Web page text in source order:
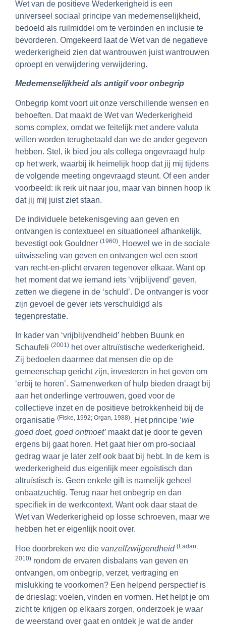
Wet van de positieve Wederkerigheid is een
universeel sociaal principe van medemenselijkheid,
bedoeld als ruilmiddel om te verbinden en inclusie te
bevorderen. Omgekeerd laat de Wet van de negatieve
wederkerigheid zien dat wantrouwen juist wantrouwen
oproept en verwijdering verwijdering.
Medemenselijkheid als antigif voor onbegrip
Onbegrip komt voort uit onze verschillende wensen en
behoeften. Dat maakt de Wet van Wederkerigheid
soms complex, omdat we feitelijk met andere valuta
willen worden terugbetaald dan we de ander gegeven
hebben. Stel, ik bied jou als collega ongevraagd hulp
op het werk, waarbij ik heimelijk hoop dat jij mij tijdens
de volgende meeting ongevraagd steunt. Of een ander
voorbeeld: ik reik uit naar jou, maar van binnen hoop ik
dat jij mij juist ziet staan.
De individuele betekenisgeving aan geven en
ontvangen is contextueel en situationeel afhankelijk,
bevestigt ook Gouldner (1960). Hoewel we in de sociale
uitwisseling van geven en ontvangen wel een soort
van recht-en-plicht ervaren tegenover elkaar. Want op
het moment dat we iemand iets ‘vrijblijvend’ geven,
zetten we diegene in de ‘schuld’. De ontvanger is voor
zijn gevoel de gever iets verschuldigd als
tegenprestatie.
In kader van ‘vrijblijvendheid’ hebben Buunk en
Schaufeli (2001) het over altruïstische wederkerigheid.
Zij bedoelen daarmee dat mensen die op de
gemeenschap gericht zijn, investeren in het geven om
‘erbij te horen’. Samenwerken of hulp bieden draagt bij
aan het onderlinge vertrouwen, goed voor de
collectieve inzet en de positieve betrokkenheid bij de
organisatie (Fiske, 1992; Organ, 1988). Het principe ‘wie
goed doet, goed ontmoet’ maakt dat je door te geven
ergens bij gaat horen. Het gaat hier om pro-sociaal
gedrag waar je later zelf ook baat bij hebt. In de kern is
wederkerigheid dus eigenlijk meer egoïstisch dan
altruïstisch is. Geen enkele gift is namelijk geheel
onbaatzuchtig. Terug naar het onbegrip en dan
specifiek in de werkcontext. Want ook daar staat de
Wet van Wederkerigheid op losse schroeven, maar we
hebben het er eigenlijk nooit over.
Hoe doorbreken we die vanzelfzwijgendheid (Ladan,
2010) rondom de ervaren disbalans van geven en
ontvangen, om onbegrip, verzet, vertraging en
mislukking te voorkomen? Een helpend perspectief is
de drieslag: voelen, vinden en vormen. Het helpt je om
zicht te krijgen op elkaars zorgen, onderzoek je waar
de weerstand over gaat en ontdek je wat de ander